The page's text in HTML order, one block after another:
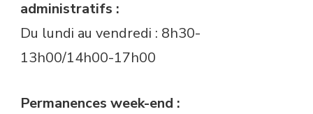
administratifs :
Du lundi au vendredi : 8h30-
13h00/14h00-17h00
Permanences week-end :